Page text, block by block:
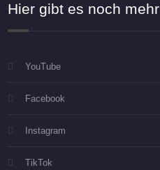
Hier gibt es noch mehr
YouTube
Facebook
Instagram
TikTok